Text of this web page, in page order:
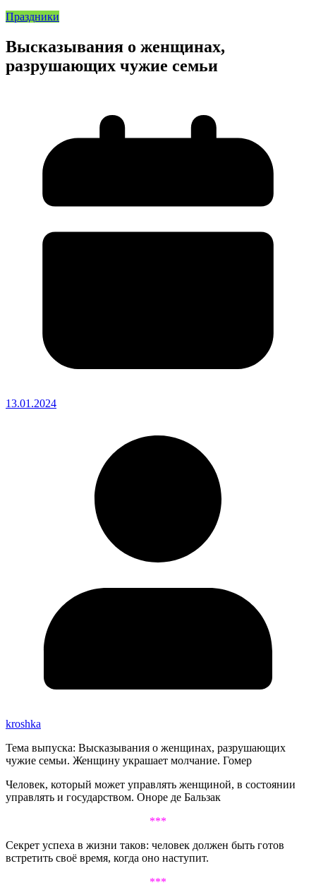
Праздники
Высказывания о женщинах,
разрушающих чужие семьи
13.01.2024
kroshka
Тема выпуска: Высказывания о женщинах, разрушающих
чужие семьи. Женщину украшает молчание. Гомер
Человек, который может управлять женщиной, в состоянии
управлять и государством. Оноре де Бальзак
***
Секрет успеха в жизни таков: человек должен быть готов
встретить своё время, когда оно наступит.
***